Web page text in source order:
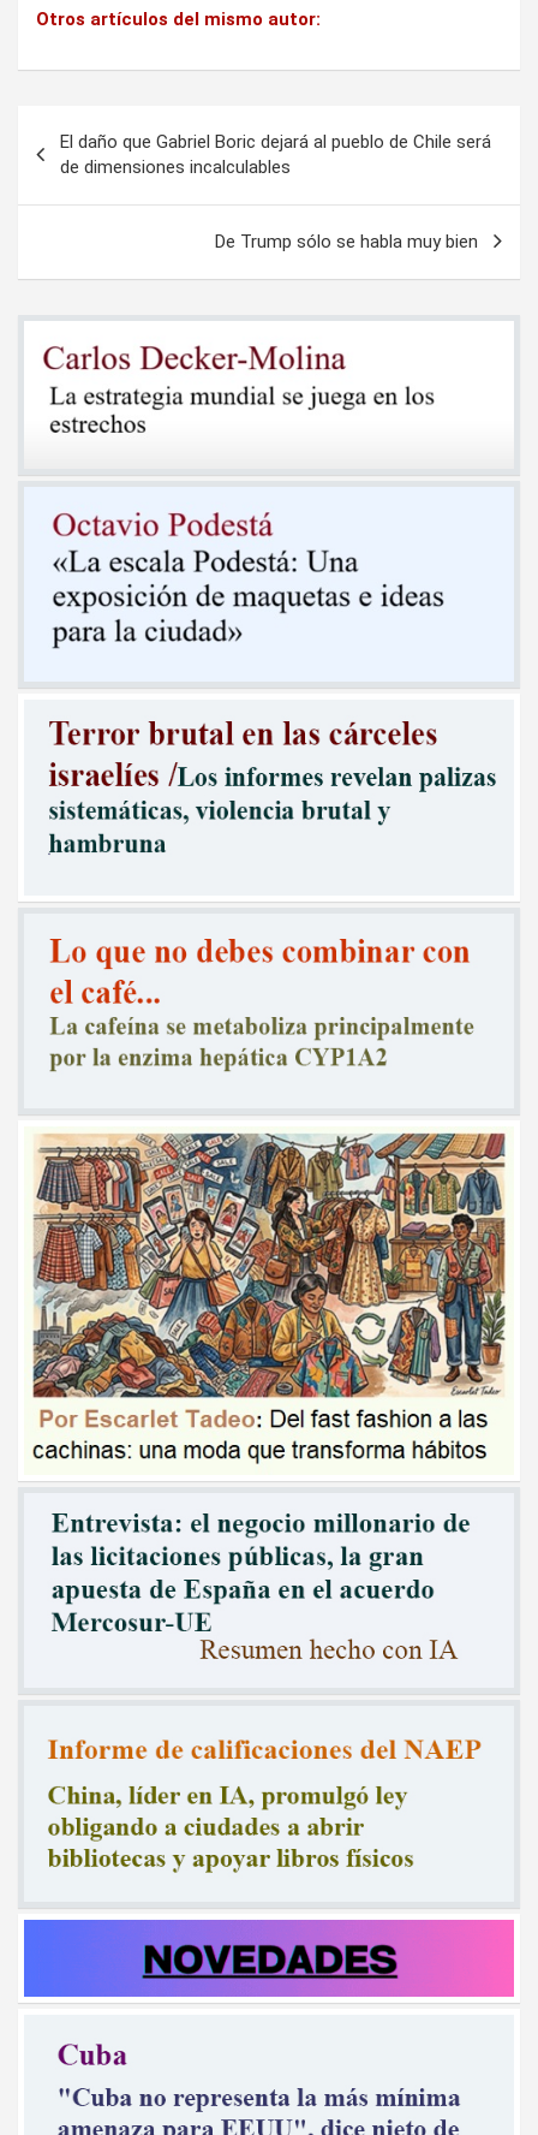
Otros artículos del mismo autor:
de
entradas
El daño que Gabriel Boric dejará al pueblo de Chile será
de dimensiones incalculables
De Trump sólo se habla muy bien